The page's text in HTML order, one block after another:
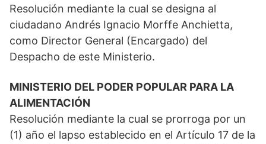
Resolución mediante la cual se designa al
ciudadano Andrés Ignacio Morffe Anchietta,
como Director General (Encargado) del
Despacho de este Ministerio.
MINISTERIO DEL PODER POPULAR PARA LA
ALIMENTACIÓN
Resolución mediante la cual se prorroga por un
(1) año el lapso establecido en el Artículo 17 de la